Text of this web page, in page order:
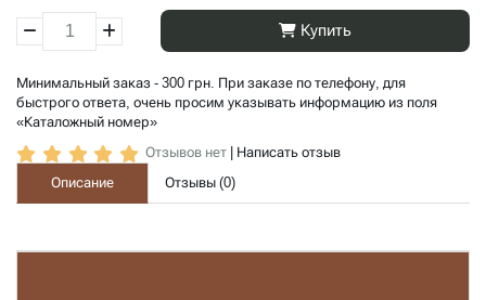
Купить
Минимальный заказ - 300 грн. При заказе по телефону, для
быстрого ответа, очень просим указывать информацию из поля
«Каталожный номер»
Отзывов нет
Написать отзыв
Описание
Отзывы (0)